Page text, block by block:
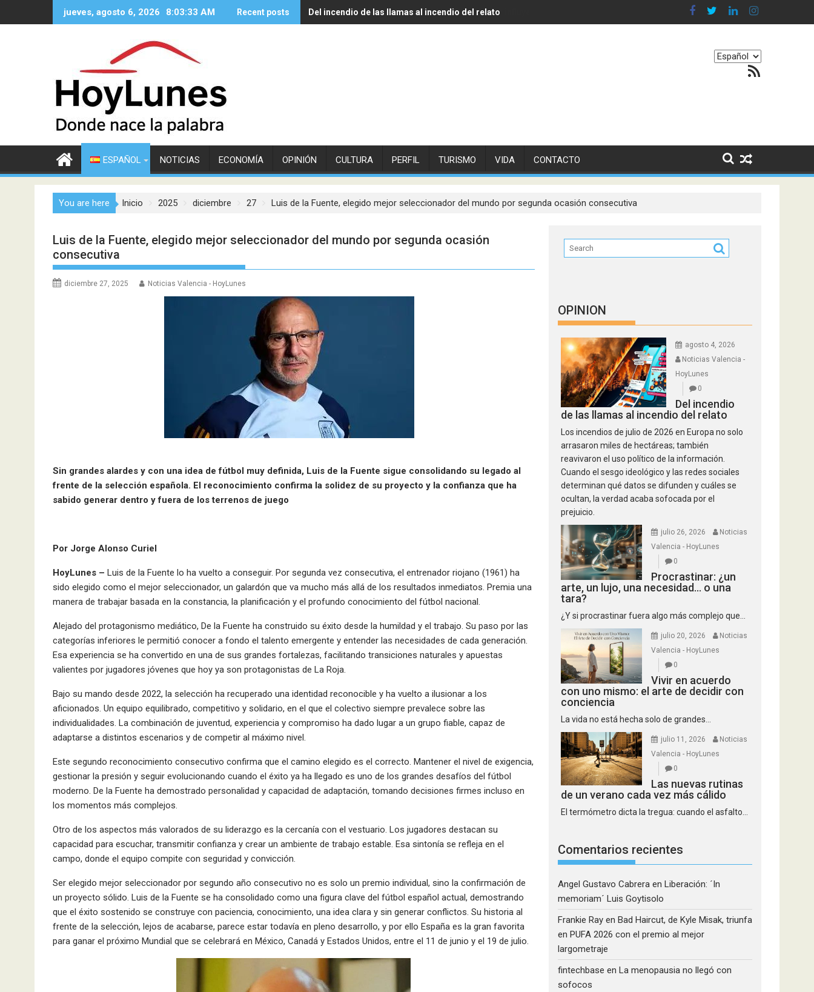
jueves, agosto 6, 2026 8:03:34 AM Recent posts Del incendio de las llamas al incendio del relato
Experto de Vithas explica cómo las olas de calor influyen en nuestro equilibrio emocional
Elegir
Feed RSS
ESPAÑOL NOTICIAS ECONOMÍA OPINIÓN CULTURA PERFIL TURISMO VIDA CONTACTO
You are here Inicio 2025 diciembre 27 Luis de la Fuente, elegido mejor seleccionador del mundo por segunda ocasión consecutiva
Luis de la Fuente, elegido mejor seleccionador del mundo por segunda ocasión
consecutiva
diciembre 27, 2025 Noticias Valencia - HoyLunes
Sin grandes alardes y con una idea de fútbol muy definida, Luis de la Fuente sigue consolidando su legado al
frente de la selección española. El reconocimiento confirma la solidez de su proyecto y la confianza que ha
sabido generar dentro y fuera de los terrenos de juego
Por Jorge Alonso Curiel
HoyLunes – Luis de la Fuente lo ha vuelto a conseguir. Por segunda vez consecutiva, el entrenador riojano (1961) ha
sido elegido como el mejor seleccionador, un galardón que va mucho más allá de los resultados inmediatos. Premia una
manera de trabajar basada en la constancia, la planificación y el profundo conocimiento del fútbol nacional.
Alejado del protagonismo mediático, De la Fuente ha construido su éxito desde la humildad y el trabajo. Su paso por las
categorías inferiores le permitió conocer a fondo el talento emergente y entender las necesidades de cada generación.
Esa experiencia se ha convertido en una de sus grandes fortalezas, facilitando transiciones naturales y apuestas
valientes por jugadores jóvenes que hoy ya son protagonistas de La Roja.
Bajo su mando desde 2022, la selección ha recuperado una identidad reconocible y ha vuelto a ilusionar a los
aficionados. Un equipo equilibrado, competitivo y solidario, en el que el colectivo siempre prevalece sobre las
individualidades. La combinación de juventud, experiencia y compromiso ha dado lugar a un grupo fiable, capaz de
adaptarse a distintos escenarios y de competir al máximo nivel.
Este segundo reconocimiento consecutivo confirma que el camino elegido es el correcto. Mantener el nivel de exigencia,
gestionar la presión y seguir evolucionando cuando el éxito ya ha llegado es uno de los grandes desafíos del fútbol
moderno. De la Fuente ha demostrado personalidad y capacidad de adaptación, tomando decisiones firmes incluso en
los momentos más complejos.
Otro de los aspectos más valorados de su liderazgo es la cercanía con el vestuario. Los jugadores destacan su
capacidad para escuchar, transmitir confianza y crear un ambiente de trabajo estable. Esa sintonía se refleja en el
campo, donde el equipo compite con seguridad y convicción.
Ser elegido mejor seleccionador por segundo año consecutivo no es solo un premio individual, sino la confirmación de
un proyecto sólido. Luis de la Fuente se ha consolidado como una figura clave del fútbol español actual, demostrando
que el éxito sostenido se construye con paciencia, conocimiento, una idea clara y sin generar conflictos. Su historia al
frente de la selección, lejos de acabarse, parece estar todavía en pleno desarrollo, y por ello España es la gran favorita
para ganar el próximo Mundial que se celebrará en México, Canadá y Estados Unidos, entre el 11 de junio y el 19 de julio.
OPINION
agosto 4, 2026
Noticias Valencia -
HoyLunes
0
Del incendio
de las llamas al incendio del relato
Los incendios de julio de 2026 en Europa no solo
arrasaron miles de hectáreas; también
reavivaron el uso político de la información.
Cuando el sesgo ideológico y las redes sociales
determinan qué datos se difunden y cuáles se
ocultan, la verdad acaba sofocada por el
prejuicio.
julio 26, 2026
Noticias
Valencia - HoyLunes
0
Procrastinar: ¿un
arte, un lujo, una necesidad… o una
tara?
¿Y si procrastinar fuera algo más complejo que...
julio 20, 2026
Noticias
Valencia - HoyLunes
0
Vivir en acuerdo
con uno mismo: el arte de decidir con
conciencia
La vida no está hecha solo de grandes...
julio 11, 2026
Noticias
Valencia - HoyLunes
0
Las nuevas rutinas
de un verano cada vez más cálido
El termómetro dicta la tregua: cuando el asfalto...
Comentarios recientes
Angel Gustavo Cabrera en Liberación: ´In
memoriam´ Luis Goytisolo
Frankie Ray en Bad Haircut, de Kyle Misak, triunfa
en PUFA 2026 con el premio al mejor
largometraje
fintechbase en La menopausia no llegó con
sofocos